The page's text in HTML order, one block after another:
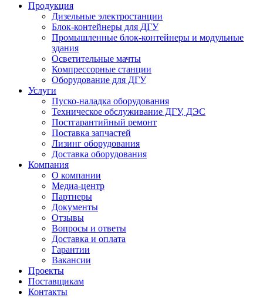
Продукция
Дизельные электростанции
Блок-контейнеры для ДГУ
Промышленные блок-контейнеры и модульные
здания
Осветительные мачты
Компрессорные станции
Оборудование для ДГУ
Услуги
Пуско-наладка оборудования
Техническое обслуживание ДГУ, ДЭС
Постгарантийный ремонт
Поставка запчастей
Лизинг оборудования
Доставка оборудования
Компания
О компании
Медиа-центр
Партнеры
Документы
Отзывы
Вопросы и ответы
Доставка и оплата
Гарантии
Вакансии
Проекты
Поставщикам
Контакты